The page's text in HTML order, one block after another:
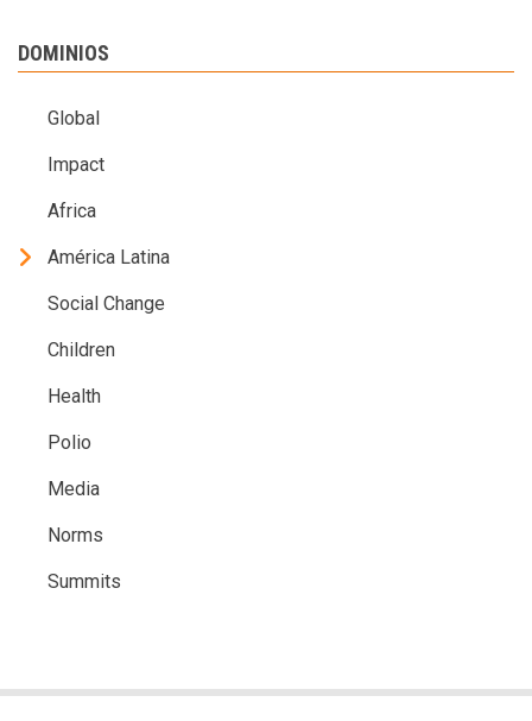
DOMINIOS
Global
Impact
Africa
América Latina
Social Change
Children
Health
Polio
Media
Norms
Summits